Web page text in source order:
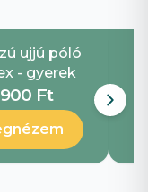
ujjú póló
- gyerek
Ft